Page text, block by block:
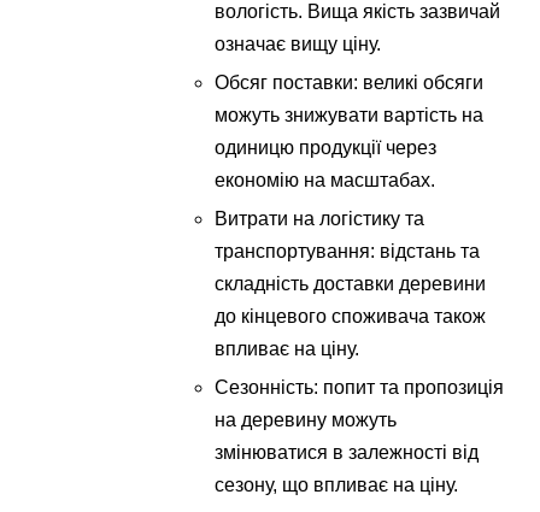
вологість. Вища якість зазвичай
означає вищу ціну.
Обсяг поставки: великі обсяги
можуть знижувати вартість на
одиницю продукції через
економію на масштабах.
Витрати на логістику та
транспортування: відстань та
складність доставки деревини
до кінцевого споживача також
впливає на ціну.
Сезонність: попит та пропозиція
на деревину можуть
змінюватися в залежності від
сезону, що впливає на ціну.